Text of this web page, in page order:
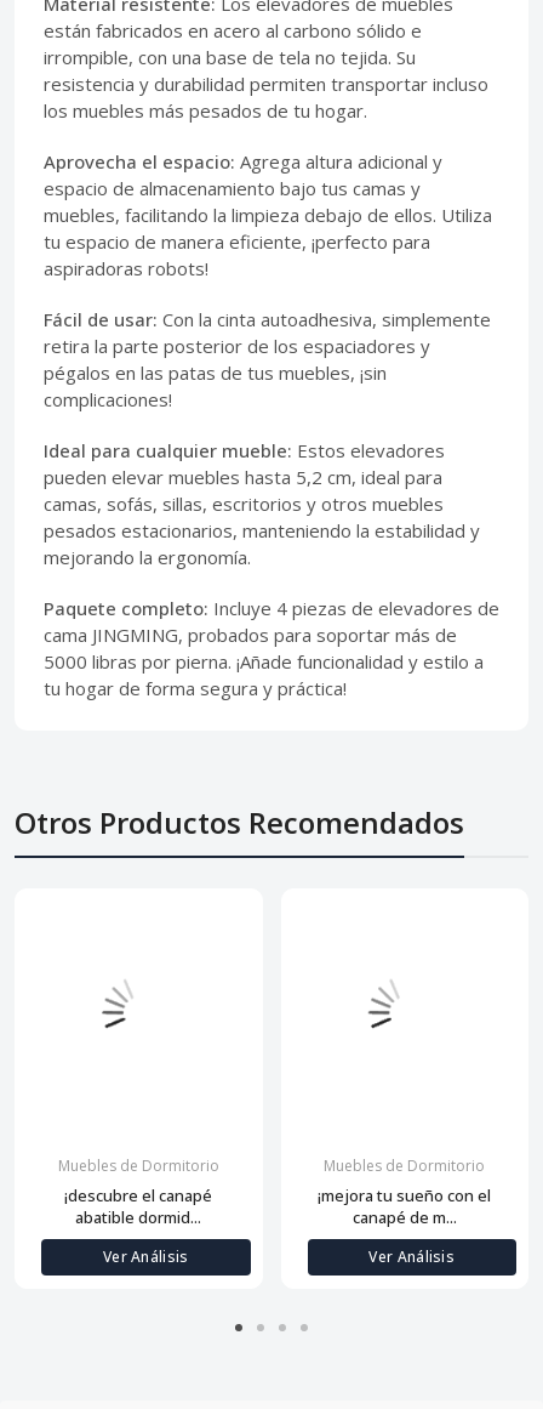
están fabricados en acero al carbono sólido e
irrompible, con una base de tela no tejida. Su
resistencia y durabilidad permiten transportar incluso
los muebles más pesados de tu hogar.
Aprovecha el espacio: Agrega altura adicional y
espacio de almacenamiento bajo tus camas y
muebles, facilitando la limpieza debajo de ellos. Utiliza
tu espacio de manera eficiente, ¡perfecto para
aspiradoras robots!
Fácil de usar: Con la cinta autoadhesiva, simplemente
retira la parte posterior de los espaciadores y
pégalos en las patas de tus muebles, ¡sin
complicaciones!
Ideal para cualquier mueble: Estos elevadores
pueden elevar muebles hasta 5,2 cm, ideal para
camas, sofás, sillas, escritorios y otros muebles
pesados estacionarios, manteniendo la estabilidad y
mejorando la ergonomía.
Paquete completo: Incluye 4 piezas de elevadores de
cama JINGMING, probados para soportar más de
5000 libras por pierna. ¡Añade funcionalidad y estilo a
tu hogar de forma segura y práctica!
Otros Productos Recomendados
Muebles de Dormitorio
¡descubre el canapé
abatible dormid...
Ver Análisis
Muebles de Dormitorio
¡mejora tu sueño con el
canapé de m...
Ver Análisis